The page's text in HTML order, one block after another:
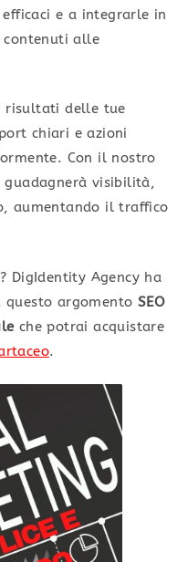
e a integrarle in
alle
risultati delle tue
chiari e azioni
Con il nostro
visibilità,
aumentando il traffico
DigIdentity Agency ha
argomento SEO
che potrai acquistare
.